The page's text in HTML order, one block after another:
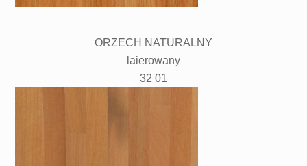
ORZECH NATURALNY
laierowany
32 01